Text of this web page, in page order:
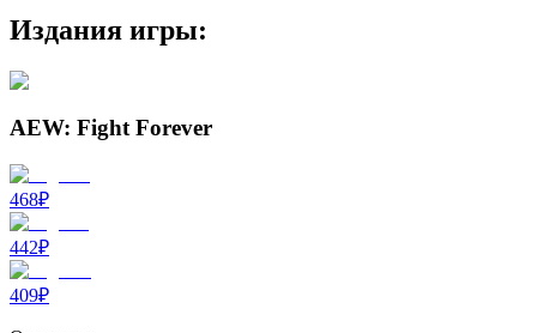
Издания игры:
AEW: Fight Forever
468₽
442₽
409₽